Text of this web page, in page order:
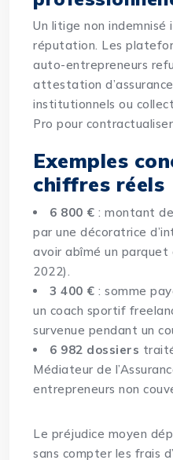
Un litige non
réputation. Les
auto-entrepreneurs
attestation
institutionnels ou
Pro pour
Exemples
chiffres réels
6 800 € : montant
par une décoratrice
avoir abîmé un parquet
2022).
3 400 € : somme
un coach sportif
survenue pendant un
6 982 dossiers
Médiateur de
entrepreneurs non
Le préjudice moyen
sans compter les frais